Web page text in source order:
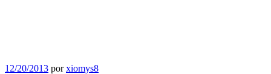
Publicado
12/20/2013 porxiomys8